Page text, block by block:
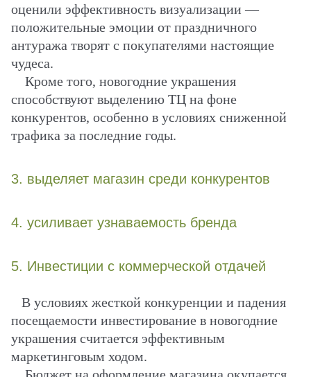
оценили эффективность визуализации —
положительные эмоции от праздничного
антуража творят с покупателями настоящие
чудеса.
Кроме того, новогодние украшения
способствуют выделению ТЦ на фоне
конкурентов, особенно в условиях сниженной
трафика за последние годы.
3. выделяет магазин среди конкурентов
4. усиливает узнаваемость бренда
5. Инвестиции с коммерческой отдачей
В условиях жесткой конкуренции и падения
посещаемости инвестирование в новогодние
украшения считается эффективным
маркетинговым ходом.